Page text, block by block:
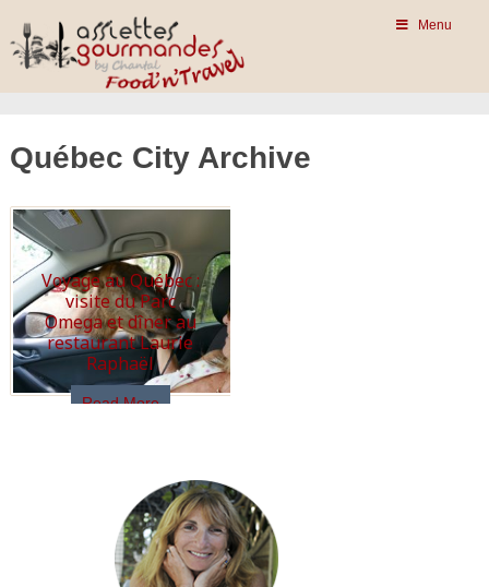
Menu
Québec City Archive
Voyage au Québec :
visite du Parc
Omega et dîner au
restaurant Laurie
Raphaël
Read More